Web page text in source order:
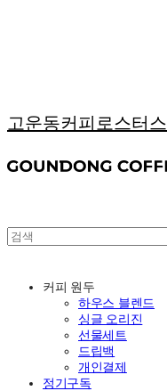
고운동커피로스터스
커피 원두
하우스 블렌드
싱글 오리진
선물세트
드립백
개인결제
정기구독